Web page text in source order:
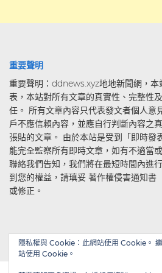
重要聲明
重要聲明：ddnews.xyz地地新聞網，本
表，本站對所有文章的真實性、完整性
任。 所有文章內容只代表發文者個人意
戶不應信賴內容，並應自行判斷內容之
張貼的文章。 由於本站是受到「即時發
能完全監察所有即時文章，如有不適當
聯絡我們告知，我們將在最短時間內進
到您的權益，請瑱妥 著作權侵害通知書
或修正。
隱私權與 Cookie：此網站使用 Cookie。
站使用 Cookie。